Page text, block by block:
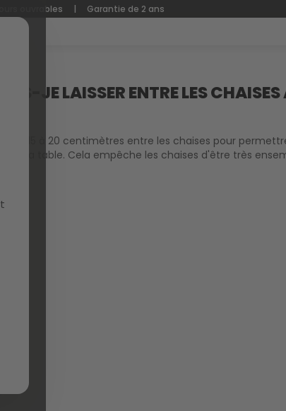
ouvrables | Garantie de 2 ans
JE LAISSER ENTRE LES
15 à 20 centimètres entre les chaises pour
de la table. Cela empêche les chaises d'être très